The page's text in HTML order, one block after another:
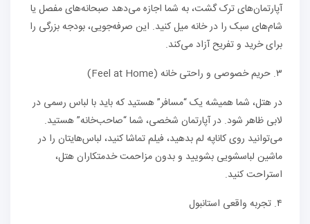
آپارتمان‌های ترک گشت، به شما اجازه می‌دهد صبحانه‌های مفصل یا
شام‌های سبک را در خانه میل کنید. این صرفه‌جویی، بودجه بزرگی را
برای خرید و تفریح آزاد می‌کند.
۳. حریم خصوصی و راحتی خانه (Feel at Home)
در هتل، شما همیشه یک “مسافر” هستید که باید با لباس رسمی در
لابی ظاهر شود. در آپارتمان شخصی، شما “صاحب‌خانه” هستید.
می‌توانید روی کاناپه لم بدهید، فیلم تماشا کنید، لباس‌هایتان را در
ماشین لباسشویی بشویید و بدون مزاحمت خدمتکاران هتل،
استراحت کنید.
۴. تجربه واقعی استانبول